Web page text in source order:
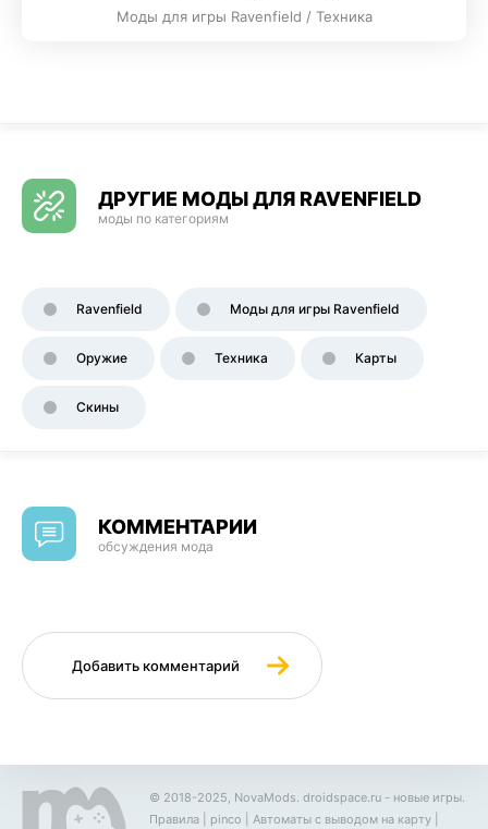
Моды для игры Ravenfield / Техника
ДРУГИЕ МОДЫ ДЛЯ RAVENFIELD
моды по категориям
Ravenfield Моды для игры Ravenfield
Оружие Техника Карты
Скины
КОММЕНТАРИИ
обсуждения мода
Добавить комментарий
© 2018-2025, NovaMods. droidspace.ru - новые игры.
Правила
pinco Автоматы с выводом на карту